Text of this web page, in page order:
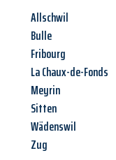
Allschwil
Bulle
Fribourg
La Chaux-de-Fonds
Meyrin
Sitten
Wädenswil
Zug